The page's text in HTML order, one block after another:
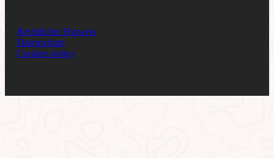
Rechtlicher Hinweis
Datenschutz
Cookies policy